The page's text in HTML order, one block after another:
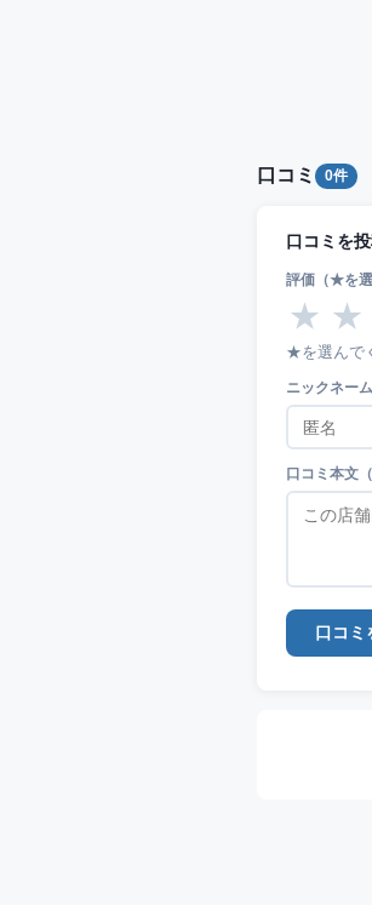
口コミ 0件
口コミを
評価（★を選
★ ★
★を選んで
ニックネー
口コミ本文
口コミ